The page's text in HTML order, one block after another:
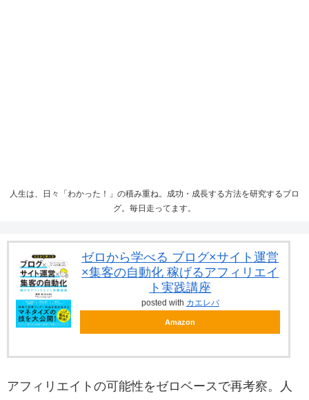
人生は、日々「わかった！」の積み重ね。成功・成長する方法を研究するブロ
グ。毎日走ってます。
ゼロから学べる ブログ×サイト運営
×集客の自動化 稼げるアフィリエイ
ト実践講座
posted with カエレバ
Amazon
アフィリエイトの可能性をゼロベースで再考察。人